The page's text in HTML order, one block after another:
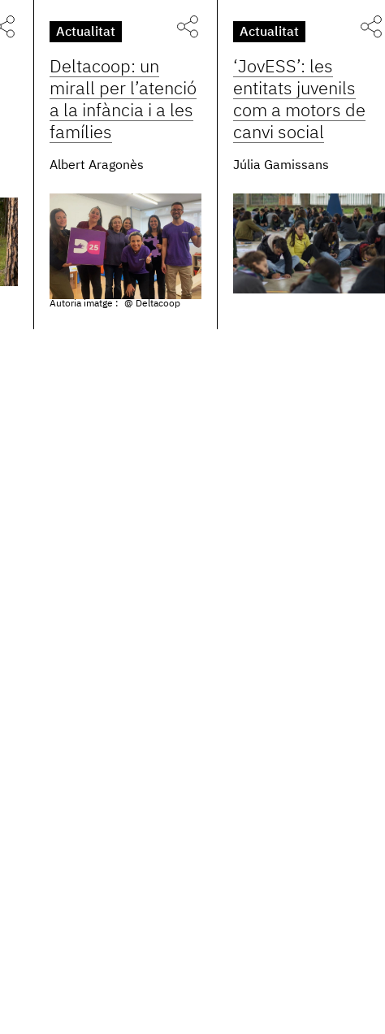
Actualitat
Deltacoop: un
mirall per l’atenció
a la infància i a les
famílies
Albert Aragonès
Autoria imatge : @ Deltacoop
Actualitat
‘JovESS’: les
entitats juvenils
com a motors de
canvi social
Júlia Gamissans